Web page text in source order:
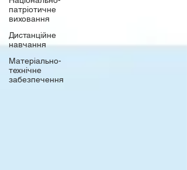
патріотичне
виховання
Дистанційне
навчання
Матеріально-
технічне
забезпечення